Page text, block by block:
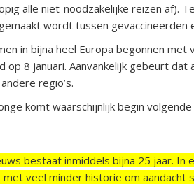
alle niet-noodzakelijke reizen af).
wordt tussen gevaccineerden
in bijna heel Europa begonnen
op 8 januari. Aanvankelijk gebeurt
regio’s.
komt waarschijnlijk begin
bestaat inmiddels bijna 25 jaar.
met veel minder historie om